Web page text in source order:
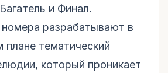
и Финал.
разрабатывают в
плане тематический
который проникает